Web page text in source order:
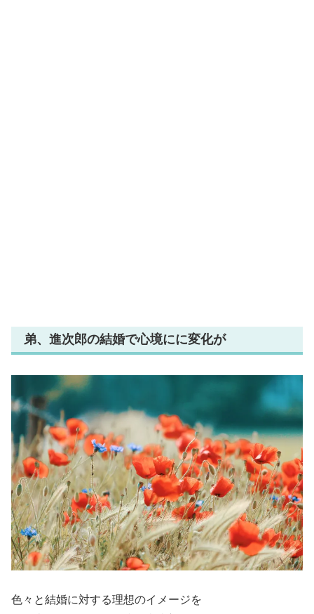
弟、進次郎の結婚で心境にに変化が
色々と結婚に対する理想のイメージを